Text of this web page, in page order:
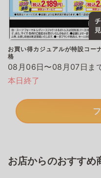
お買い得カジュアルが特設コー
格
08月06日〜08月07日ま
本日終了
お店からのおすすめ